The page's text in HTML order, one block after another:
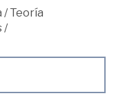
/Teoría
/